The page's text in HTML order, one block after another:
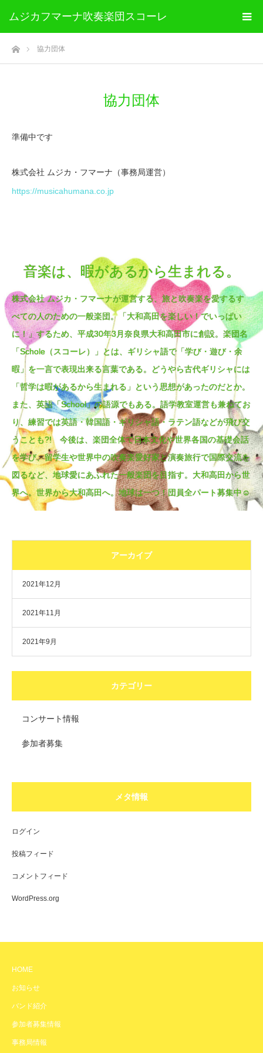
ムジカフマーナ吹奏楽団スコーレ
ホーム協力団体
協力団体
準備中です
株式会社 ムジカ・フマーナ（事務局運営）
https://musicahumana.co.jp
音楽は、暇があるから生まれる。
株式会社 ムジカ・フマーナが運営する、旅と吹奏楽を愛するす
べての人のための一般楽団。「大和高田を楽しい！でいっぱい
に！」するため、平成30年3月奈良県大和高田市に創設。楽団名
「Schole（スコーレ）」とは、ギリシャ語で「学び・遊び・余
暇」を一言で表現出来る言葉である。どうやら古代ギリシャには
「哲学は暇があるから生まれる」という思想があったのだとか。
また、英語「School」の語源でもある。語学教室運営も兼ねてお
り、練習では英語・韓国語・ギリシャ語・ラテン語などが飛び交
うことも?! 今後は、楽団全体で日本文化や世界各国の基礎会話
を学び、留学生や世界中の吹奏楽愛好家と演奏旅行で国際交流を
図るなど、地球愛にあふれた一般楽団を目指す。大和高田から世
界へ。世界から大和高田へ。地球は一つ！団員全パート募集中☺
アーカイブ
2021年12月
2021年11月
2021年9月
カテゴリー
コンサート情報
参加者募集
メタ情報
ログイン
投稿フィード
コメントフィード
WordPress.org
HOME
お知らせ
バンド紹介
参加者募集情報
事務局情報